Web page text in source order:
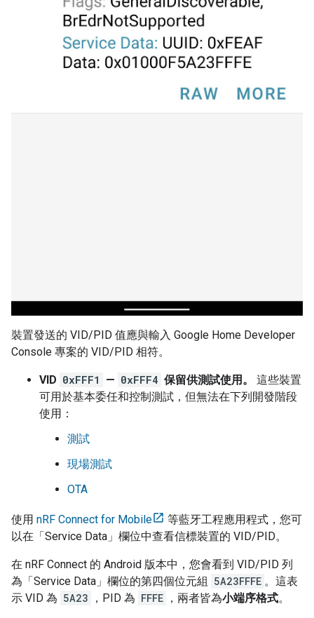
裝置發送的 VID/PID 值應與輸入 Google Home Developer
Console 專案的 VID/PID 相符。
VID 0xFFF1 — 0xFFF4 保留供測試使用。
這些裝置
可用於基本委任和控制測試，但無法在下列開發階段
使用：
測試
現場測試
OTA
使用 nRF Connect for Mobile
等藍牙工程應用程式，您可
以在「Service Data」 欄位中查看信標裝置的 VID/PID。
在 nRF Connect 的 Android 版本中，您會看到 VID/PID 列
為「Service Data」 欄位的第四個位元組 5A23FFFE 。這表
示 VID 為 5A23 ，PID 為 FFFE ，兩者皆為小端序格式。